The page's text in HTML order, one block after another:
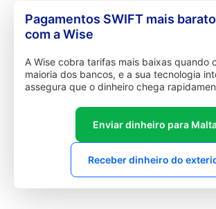
Pagamentos SWIFT mais
com a Wise
A Wise cobra tarifas mais baixas quando
maioria dos bancos, e a sua tecnologia
assegura que o dinheiro chega
Enviar dinheiro para
Receber dinheiro do